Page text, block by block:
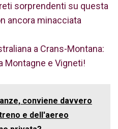
sorprendenti su questa
ancora minacciata
a Crans-Montana:
Montagne e Vigneti!
conviene davvero
e dell'aereo